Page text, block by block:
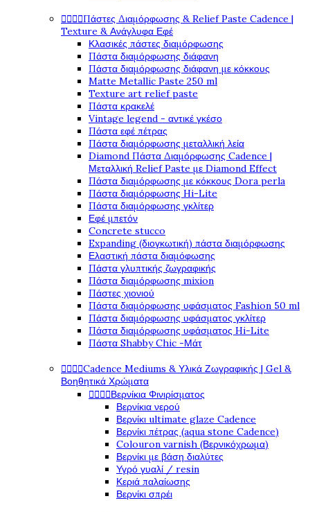
Πάστες Διαμόρφωσης & Relief Paste Cadence |
Texture & Ανάγλυφα Εφέ
Κλασικές πάστες διαμόρφωσης
Πάστα διαμόρφωσης διάφανη
Πάστα διαμόρφωσης διάφανη με κόκκους
Matte Metallic Paste 250 ml
Texture art relief paste
Πάστα κρακελέ
Vintage legend - αντικέ γκέσο
Πάστα εφέ πέτρας
Πάστα διαμόρφωσης μεταλλική λεία
Diamond Πάστα Διαμόρφωσης Cadence |
Μεταλλική Relief Paste με Diamond Effect
Πάστα διαμόρφωσης με κόκκους Dora perla
Πάστα διαμόρφωσης Hi-Lite
Πάστα διαμόρφωσης γκλίτερ
Εφέ μπετόν
Concrete stucco
Expanding (διογκωτική) πάστα διαμόρφωσης
Ελαστική πάστα διαμόφωσης
Πάστα γλυπτικής ζωγραφικής
Πάστα διαμόρφωσης mixion
Πάστες χιονιού
Πάστα διαμόρφωσης υφάσματος Fashion 50 ml
Πάστα διαμόρφωσης υφάσματος γκλίτερ
Πάστα διαμόρφωσης υφάσματος Hi-Lite
Πάστα Shabby Chic -Μάτ
Cadence Mediums & Υλικά Ζωγραφικής | Gel &
Βοηθητικά Χρώματα
Βερνίκια Φινιρίσματος
Βερνίκια νερού
Βερνίκι ultimate glaze Cadence
Βερνίκι πέτρας (aqua stone Cadence)
Colouron varnish (Βερνικόχρωμα)
Βερνίκι με βάση διαλύτες
Υγρό γυαλί / resin
Κεριά παλαίωσης
Βερνίκι σπρέι